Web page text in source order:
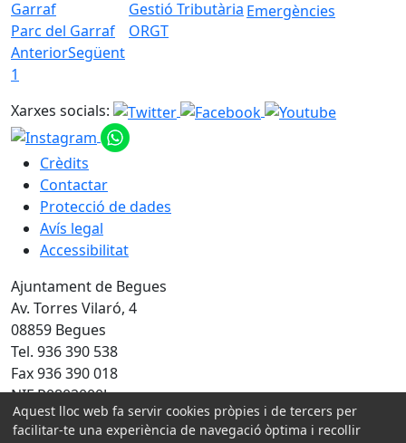
Parc del Garraf ORGT
Emergències
AnteriorSegüent
1
Xarxes socials:
Crèdits
Contactar
Protecció de dades
Avís legal
Accessibilitat
Ajuntament de Begues
Av. Torres Vilaró, 4
08859 Begues
Tel. 936 390 538
Fax 936 390 018
NIF P0802000J
Amb la col·laboració de:
Aquest lloc web fa servir cookies pròpies i de tercers per
facilitar-te una experiència de navegació òptima i recollir